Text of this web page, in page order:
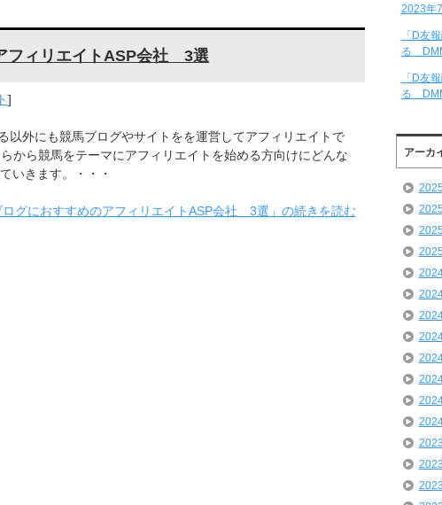
フィリエイトASP会社 3選
]
以外にも競馬ブログやサイトをを運営してアフィリエイトで
から競馬をテーマにアフィリエイトを始める方向けにどんな
いきます。・・・
ログにおすすめのアフィリエイトASP会社 3選」の続きを読む
2023年
「D友
る
「D友
る
アーカ